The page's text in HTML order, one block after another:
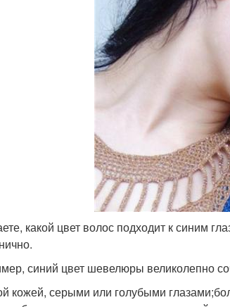
какой цвет волос подходит к синим
синий цвет шевелюры великолепно
кожей, серыми или голубыми